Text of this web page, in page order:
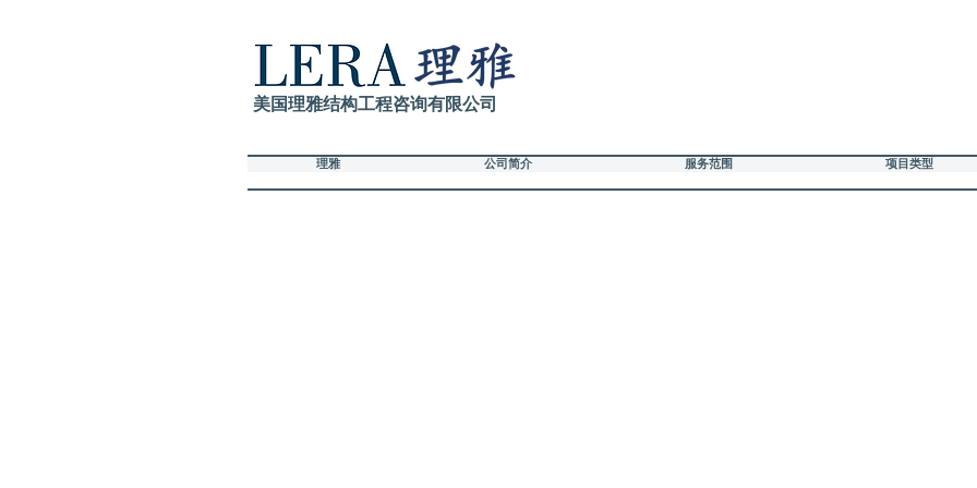
美国理雅结构工程咨询有限公司
公司简介 服务范围 项目类型
理雅